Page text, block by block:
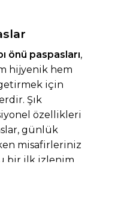
önü paspasları,
hijyenik hem
için
Şık
özellikleri
günlük
misafirleriniz
bir ilk izlenim